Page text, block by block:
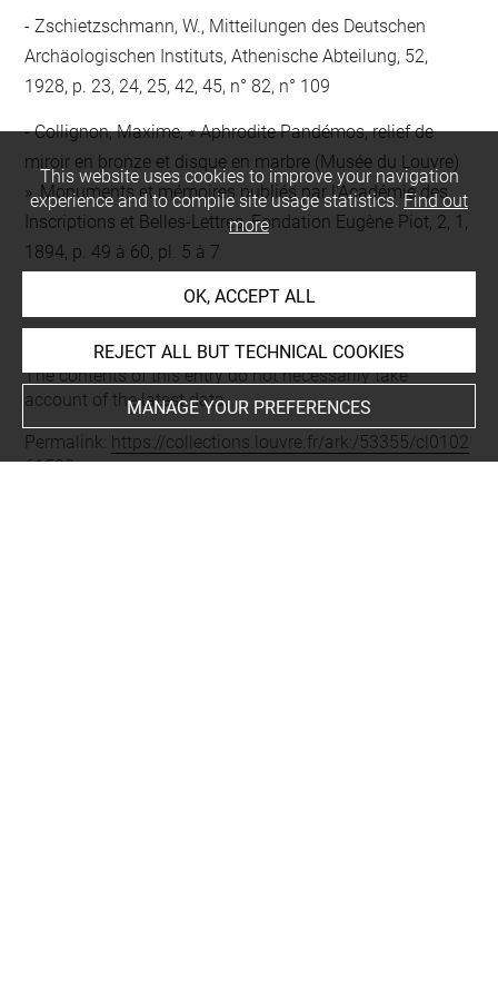
Zschietzschmann, W., Mitteilungen des Deutschen
Archäologischen Instituts, Athenische Abteilung, 52,
1928, p. 23, 24, 25, 42, 45, n° 82, n° 109
Collignon, Maxime, « Aphrodite Pandémos, relief de
miroir en bronze et disque en marbre (Musée du Louvre)
», Monuments et mémoires publiés par l’Académie des
Inscriptions et Belles-Lettres, Fondation Eugène Piot, 2, 1,
1894, p. 49 à 60, pl. 5 à 7
Last updated on 10.02.2026
The contents of this entry do not necessarily take
account of the latest data.
Permalink: https://collections.louvre.fr/ark:/53355/cl0102
61508
This website uses cookies to improve your navigation
experience and to compile site usage statistics.Find out
more
OK, ACCEPT ALL
REJECT ALL BUT TECHNICAL COOKIES
MANAGE YOUR PREFERENCES